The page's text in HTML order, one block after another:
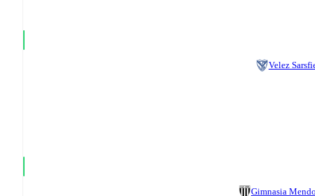
Velez
Gimnasia